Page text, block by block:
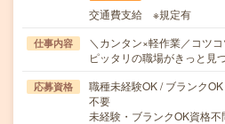
交通費支給 ※規定有
仕事内容
＼カンタン×軽作業／コツ
ピッタリの職場がきっと
応募資格
職種未経験OK / ブランク
不要
未経験・ブランクOK資格不